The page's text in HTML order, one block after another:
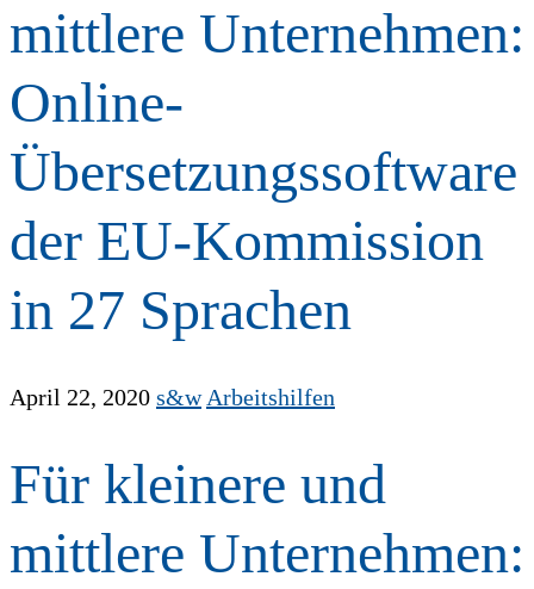
mittlere Unternehmen:
Online-
Übersetzungssoftware
der EU-Kommission
in 27 Sprachen
April 22, 2020 s&w Arbeitshilfen
Für kleinere und
mittlere Unternehmen: